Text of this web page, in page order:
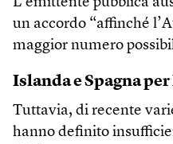
un accordo “affinché
maggior numero
Islanda e Spagna
Tuttavia, di recente
hanno definito